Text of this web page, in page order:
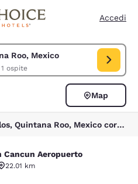
Accedi
Roo, Mexico
1 camera, 1 ospite
Quintana Roo, Mexico. Data di
Map
1 hotel vicino a Puerto Morelos, Quintana Roo, Mexico corrispondono ai tuoi filtri
Aeropuerto
Cancun Aeropuerto
22.01 km
stelle. Discreto. 1683 recensioni